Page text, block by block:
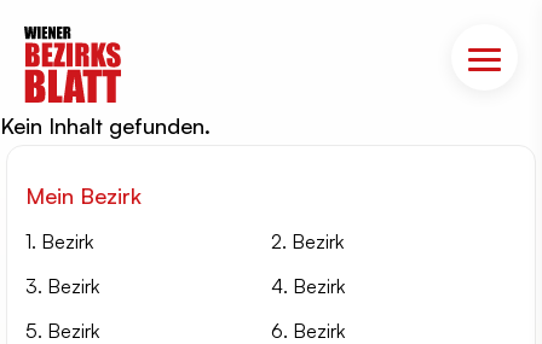
Kein Inhalt gefunden.
Mein Bezirk
1. Bezirk
2. Bezirk
3. Bezirk
4. Bezirk
5. Bezirk
6. Bezirk